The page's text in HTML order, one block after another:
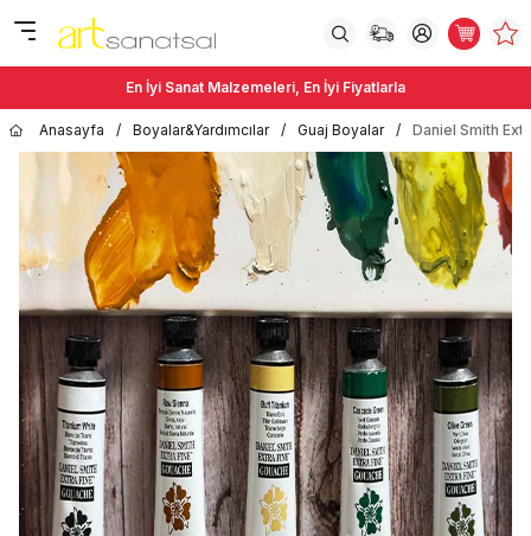
En İyi Sanat Malzemeleri, En İyi Fiyatlarla
Anasayfa / Boyalar&Yardımcılar / Guaj Boyalar / Daniel Smith